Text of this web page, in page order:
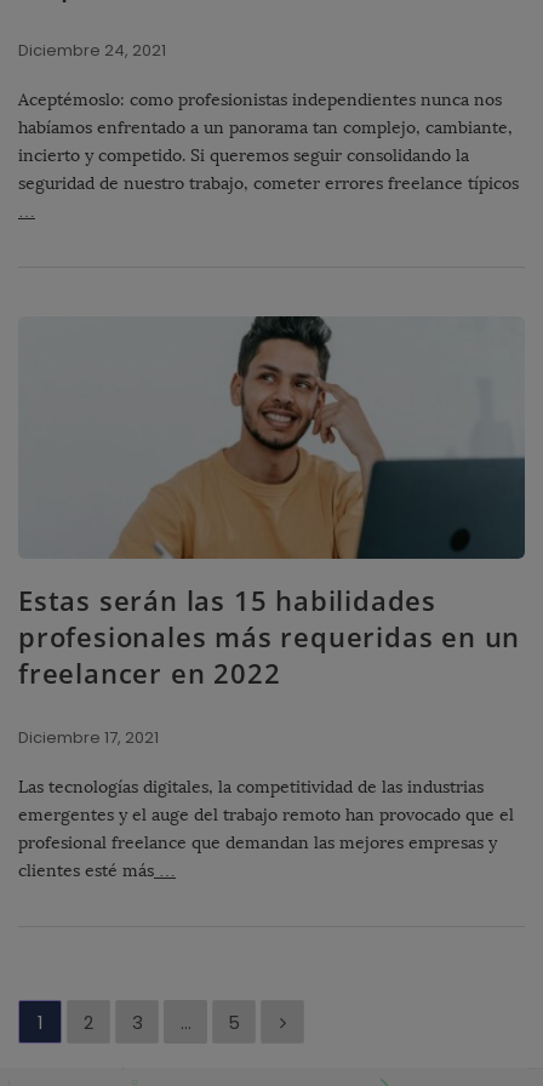
Diciembre 24, 2021
Aceptémoslo: como profesionistas independientes nunca nos
habíamos enfrentado a un panorama tan complejo, cambiante,
incierto y competido. Si queremos seguir consolidando la
seguridad de nuestro trabajo, cometer errores freelance típicos
…
Estas serán las 15 habilidades
profesionales más requeridas en un
freelancer en 2022
Diciembre 17, 2021
Las tecnologías digitales, la competitividad de las industrias
emergentes y el auge del trabajo remoto han provocado que el
profesional freelance que demandan las mejores empresas y
clientes esté más …
P
a
1 2 3 … 5